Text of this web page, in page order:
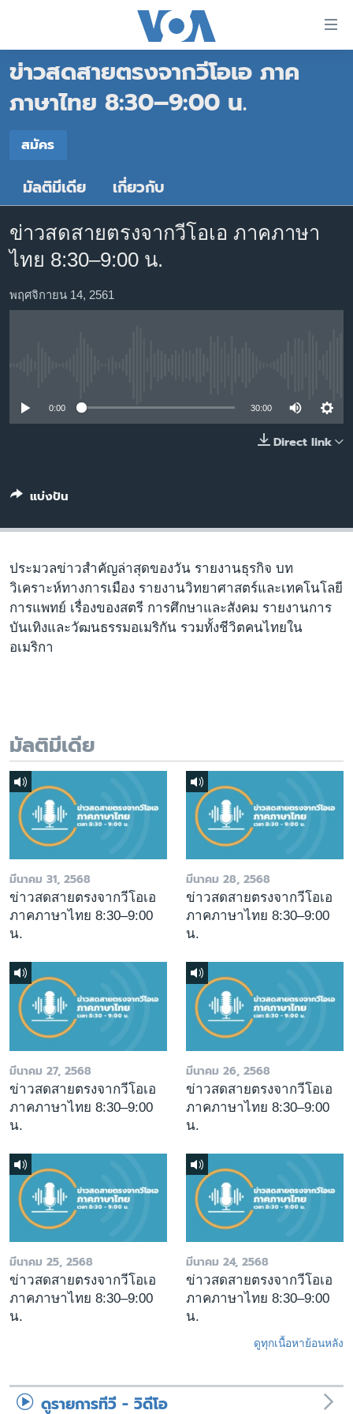
ต่อ
ไป
หลัก
หน้า
หลัก
ข้าม
ไป
การ
หน้าหลัก
โลก
เอเชีย
ไทย
ธุรกิจ
วิทยาศาสตร์
ไลฟ์สไตล์
ข่าวสดสายตรงจากวีโอเอ ภาค
ภาษาไทย 8:30–9:00 น.
สมัคร
สมัคร
มัลติมีเดีย เกี่ยวกับ
ข่าวสดสายตรงจากวีโอเอ ภาคภาษา
ไทย 8:30–9:00 น.
พฤศจิกายน 14, 2561
0:00 30:00
Direct link
แบ่งปัน
ประมวลข่าวสำคัญล่าสุดของวัน รายงานธุรกิจ บท
วิเคราะห์ทางการเมือง รายงานวิทยาศาสตร์และเทคโนโลยี
การแพทย์ เรื่องของสตรี การศึกษาและสังคม รายงานการ
บันเทิงและวัฒนธรรมอเมริกัน รวมทั้งชีวิตคนไทยใน
อเมริกา
มัลติมีเดีย
มีนาคม 31, 2568
ข่าวสดสายตรงจากวีโอเอ
ภาคภาษาไทย 8:30–9:00
น.
มีนาคม 28, 2568
ข่าวสดสายตรงจากวีโอเอ
ภาคภาษาไทย 8:30–9:00
น.
มีนาคม 27, 2568
ข่าวสดสายตรงจากวีโอเอ
ภาคภาษาไทย 8:30–9:00
น.
มีนาคม 26, 2568
ข่าวสดสายตรงจากวีโอเอ
ภาคภาษาไทย 8:30–9:00
น.
มีนาคม 25, 2568
ข่าวสดสายตรงจากวีโอเอ
ภาคภาษาไทย 8:30–9:00
น.
มีนาคม 24, 2568
ข่าวสดสายตรงจากวีโอเอ
ภาคภาษาไทย 8:30–9:00
น.
ดูทุกเนื้อหาย้อนหลัง
ดูรายการทีวี - วิดีโอ